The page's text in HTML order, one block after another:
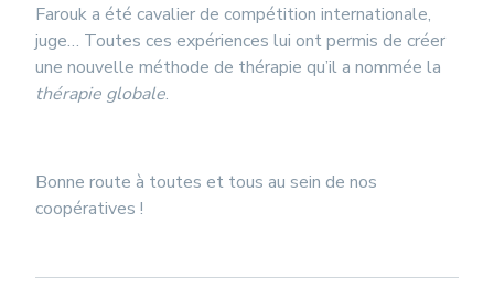
Farouk a été cavalier de compétition internationale,
juge… Toutes ces expériences lui ont permis de créer
une nouvelle méthode de thérapie qu’il a nommée la
thérapie globale.
Bonne route à toutes et tous au sein de nos
coopératives !